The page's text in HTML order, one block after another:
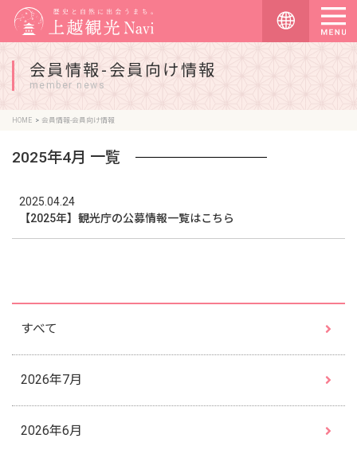
会員情報-会員向け情報
member news
HOME 会員情報-会員向け情報
2025年4月 一覧
2025.04.24
【2025年】観光庁の公募情報一覧はこちら
すべて
2026年7月
2026年6月